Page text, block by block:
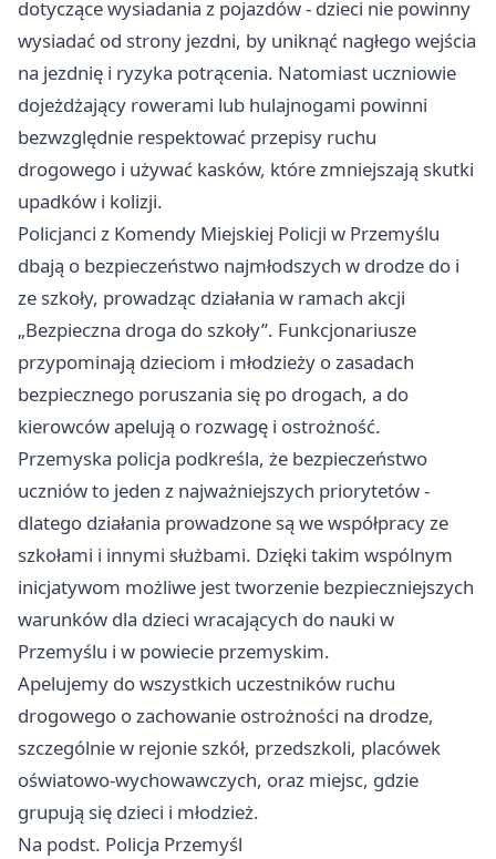
dotyczące wysiadania z pojazdów - dzieci nie powinny
wysiadać od strony jezdni, by uniknąć nagłego wejścia
na jezdnię i ryzyka potrącenia. Natomiast uczniowie
dojeżdżający rowerami lub hulajnogami powinni
bezwzględnie respektować przepisy ruchu
drogowego i używać kasków, które zmniejszają skutki
upadków i kolizji.
Policjanci z Komendy Miejskiej Policji w Przemyślu
dbają o bezpieczeństwo najmłodszych w drodze do i
ze szkoły, prowadząc działania w ramach akcji
„Bezpieczna droga do szkoły”. Funkcjonariusze
przypominają dzieciom i młodzieży o zasadach
bezpiecznego poruszania się po drogach, a do
kierowców apelują o rozwagę i ostrożność.
Przemyska policja podkreśla, że bezpieczeństwo
uczniów to jeden z najważniejszych priorytetów -
dlatego działania prowadzone są we współpracy ze
szkołami i innymi służbami. Dzięki takim wspólnym
inicjatywom możliwe jest tworzenie bezpieczniejszych
warunków dla dzieci wracających do nauki w
Przemyślu i w powiecie przemyskim.
Apelujemy do wszystkich uczestników ruchu
drogowego o zachowanie ostrożności na drodze,
szczególnie w rejonie szkół, przedszkoli, placówek
oświatowo-wychowawczych, oraz miejsc, gdzie
grupują się dzieci i młodzież.
Na podst. Policja Przemyśl